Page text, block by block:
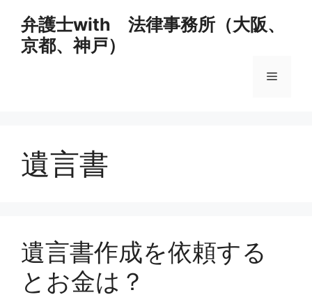
弁護士with 法律事務所（大阪、
京都、神戸）
メ
遺言書
遺言書作成を依頼する
とお金は？